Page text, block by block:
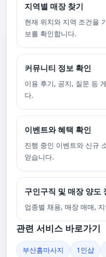
지역별 매장 찾기
현재 위치와 지역 조건을
보를 확인합니다.
커뮤니티 정보 확인
이용 후기, 공지, 질문 등
다.
이벤트와 혜택 확인
진행 중인 이벤트와 신규
얻습니다.
구인구직 및 매장 양도
업종별 채용, 매장 매매,
관련 서비스 바로가기
부산홈마사지 1인샵